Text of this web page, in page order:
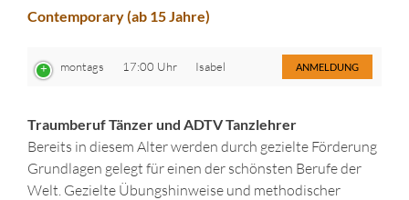
Contemporary (ab 15 Jahre)
montags 17:00 Uhr Isabel ANMELDUNG
Traumberuf Tänzer und ADTV Tanzlehrer
Bereits in diesem Alter werden durch gezielte Förderung
Grundlagen gelegt für einen der schönsten Berufe der
Welt. Gezielte Übungshinweise und methodischer